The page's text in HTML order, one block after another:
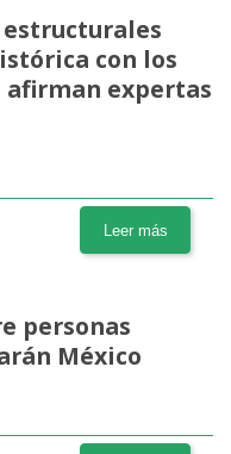
con los
afirman expertas
Leer más
personas
México